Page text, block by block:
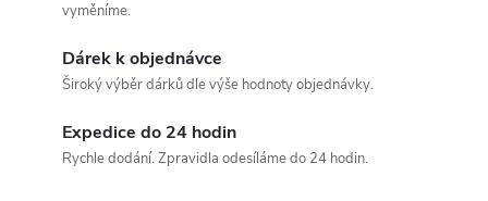
vyměníme.
Dárek k objednávce
Široký výběr dárků dle výše hodnoty objednávky.
Expedice do 24 hodin
Rychle dodání. Zpravidla odesíláme do 24 hodin.